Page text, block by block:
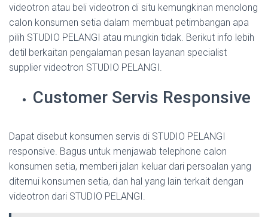
videotron atau beli videotron di situ kemungkinan menolong
calon konsumen setia dalam membuat petimbangan apa
pilih STUDIO PELANGI atau mungkin tidak. Berikut info lebih
detil berkaitan pengalaman pesan layanan specialist
supplier videotron STUDIO PELANGI.
Customer Servis Responsive
Dapat disebut konsumen servis di STUDIO PELANGI
responsive. Bagus untuk menjawab telephone calon
konsumen setia, memberi jalan keluar dari persoalan yang
ditemui konsumen setia, dan hal yang lain terkait dengan
videotron dari STUDIO PELANGI.